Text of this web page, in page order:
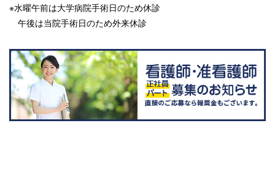
※水曜午前は大学病院手術日のため休診
午後は当院手術日のため外来休診